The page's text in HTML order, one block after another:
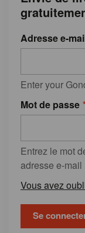
Adresse e-
Enter your
Mot de passe
Entrez le mot
adresse e-mail
Vous avez